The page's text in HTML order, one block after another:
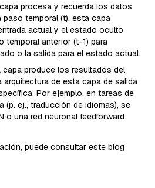
procesa y recuerda los datos
paso temporal (t), esta capa
actual y el estado oculto
temporal anterior (t-1) para
o la salida para el estado actual.
capa produce los resultados del
arquitectura de esta capa de salida
Por ejemplo, en tareas de
(p. ej., traducción de idiomas), se
o una red neuronal feedforward
puede consultar este blog